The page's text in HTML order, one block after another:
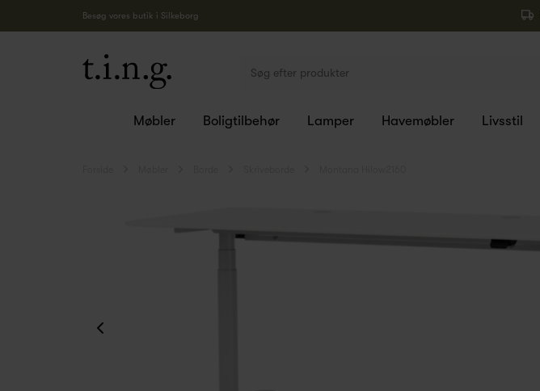
Besøg vores butik i Silkeborg
Møbler Boligtilbehør Lamper Havemøbler Livsstil